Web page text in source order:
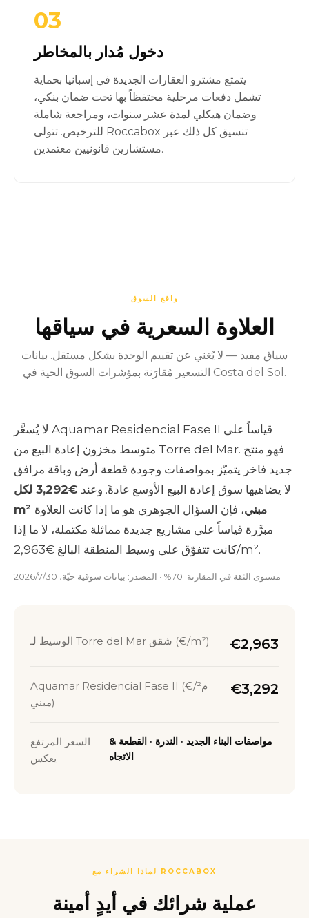
03
دخول مُدار بالمخاطر
يتمتع مشترو العقارات الجديدة في إسبانيا بحماية
تشمل دفعات مرحلية محتفظاً بها تحت ضمان بنكي،
وضمان هيكلي لمدة عشر سنوات، ومراجعة شاملة
للترخيص. تتولى Roccabox تنسيق كل ذلك عبر
مستشارين قانونيين معتمدين.
واقع السوق
العلاوة السعرية في سياقها
سياق مفيد — لا يُغني عن تقييم الوحدة بشكل مستقل. بيانات
التسعير مُقارَنة بمؤشرات السوق الحية في Costa del Sol.
لا يُسعَّر Aquamar Residencial Fase II قياساً على
متوسط مخزون إعادة البيع من Torre del Mar. فهو منتج
جديد فاخر يتميّز بمواصفات وجودة قطعة أرض وباقة مرافق
لا يضاهيها سوق إعادة البيع الأوسع عادةً. وعند
€3,292 لكل
m² مبني، فإن السؤال الجوهري هو ما إذا كانت العلاوة
مبرَّرة قياساً على مشاريع جديدة مماثلة مكتملة، لا ما إذا
كانت تتفوّق على وسيط المنطقة البالغ €2,963/m².
مستوى الثقة في المقارنة: 70% · المصدر: بيانات سوقية حيّة، 30‏/7‏/2026
الوسيط لـ Torre del Mar شقق (€/m²) €2,963
Aquamar Residencial Fase II (€/م²
مبني)
€3,292
السعر المرتفع
يعكس
مواصفات البناء الجديد · الندرة · القطعة &
الاتجاه
لماذا الشراء مع ROCCABOX
عملية شرائك في أيدٍ أمينة